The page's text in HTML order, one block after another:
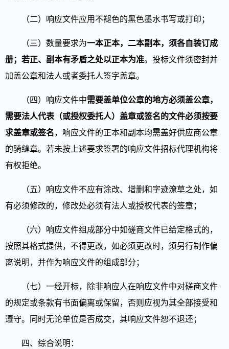
（二）响应文件应用不褪色的黑色墨水书写或打印；
（三）数量要求为一本正本，二本副本，须各自装订成
册； 若正、副本有矛盾之处以正本为准。投标文件须密封并
加盖公章和法人或者委托人签字盖章。
（四）响应文件中需要盖单位公章的地方必须盖公章，
需要法人代表（或授权委托人）盖章或签名的文件必须按要
求盖章或签名，响应文件的正本和副本均需盖好供应商公章
的骑缝章。若未按上述要求签署的响应文件招标代理机构将
有权拒绝。
（五）响应文件不应有涂改、增删和字迹潦草之处，如
有必须修改的，修改处必须有法人或授权代表的签章；
（六）响应文件组成部分中如磋商文件已给定格式的，
按照其格式提供，不得更改，如必须更改时，须另行制作偏
离说明，并作为响应文件的组成部分；
（七）一经开标，除非响应人在响应文件中对磋商文件
的规定或条款有书面偏离或保留，否则应视为其全部接受和
遵守。同时无论单位是否成交，其响应文件恕不退还；
四、综合说明：